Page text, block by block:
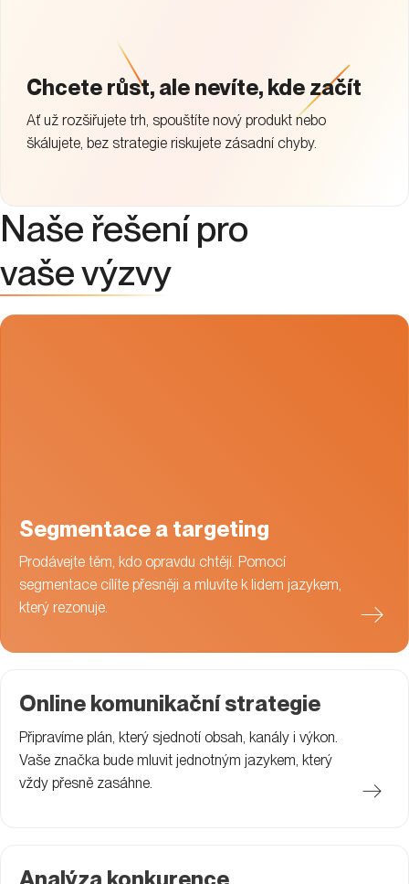
Chcete růst, ale nevíte, kde začít
Ať už rozšiřujete trh, spouštíte nový produkt nebo
škálujete, bez strategie riskujete zásadní chyby.
Naše řešení pro
vaše výzvy
Segmentace a targeting
Prodávejte těm, kdo opravdu chtějí. Pomocí
segmentace cílíte přesněji a mluvíte k lidem jazykem,
který rezonuje.
Online komunikační strategie
Připravíme plán, který sjednotí obsah, kanály i výkon.
Vaše značka bude mluvit jednotným jazykem, který
vždy přesně zasáhne.
Analýza konkurence